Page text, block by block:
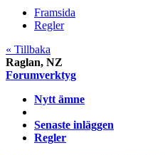
Framsida
Regler
« Tillbaka
Raglan, NZ
Forumverktyg
Nytt ämne
Senaste inläggen
Regler